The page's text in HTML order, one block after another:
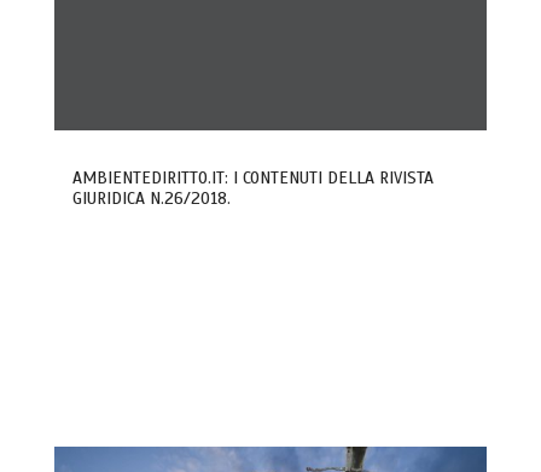
AMBIENTEDIRITTO.IT: I CONTENUTI DELLA RIVISTA
GIURIDICA N.26/2018.